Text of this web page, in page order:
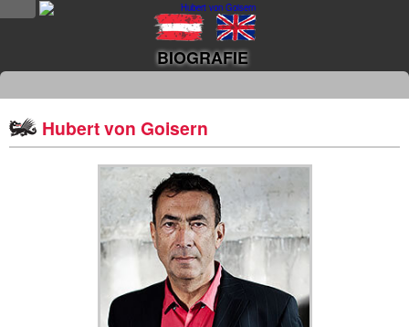
updates
BIOGRAFIE
Hubert von Goisern